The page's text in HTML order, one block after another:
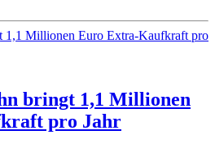
bringt 1,1 Millionen
pro Jahr